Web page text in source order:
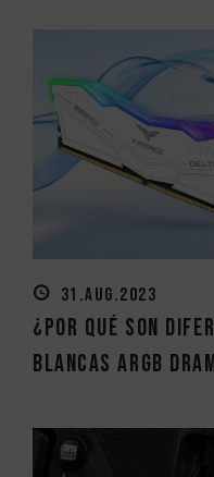
31.AUG.2023
¿Por qué son
blancas ARGB